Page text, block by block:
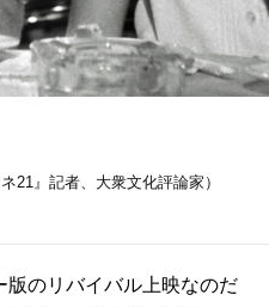
21』記者、大衆文化評論家）
版のリバイバル上映なのだ